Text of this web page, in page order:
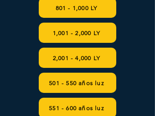
801 - 1,000 LY
1,001 - 2,000 LY
2,001 - 4,000 LY
501 - 550 años luz
551 - 600 años luz